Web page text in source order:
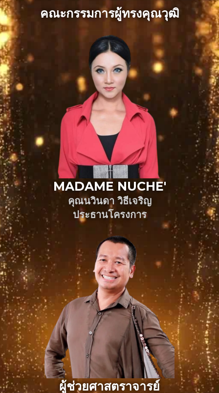
คณะกรรมการผู้ทรงคุณวุฒิ
MADAME NUCHE'
คุณนวินดา วิธีเจริญ
ประธานโครงการ
ผู้ช่วยศาสตราจารย์